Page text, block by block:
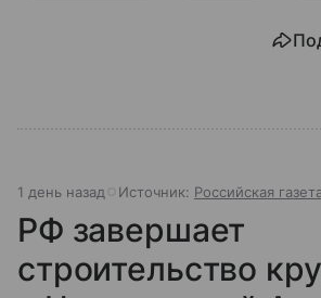
1 день назад Источник: Российская газета
РФ завершает
строительство